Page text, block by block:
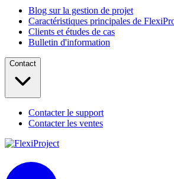
Blog sur la gestion de projet
Caractéristiques principales de
Clients et études de cas
Bulletin d'information
Contact
Contacter le support
Contacter les ventes